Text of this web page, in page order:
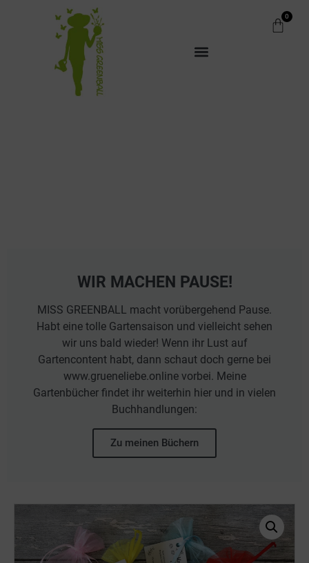
0
WIR MACHEN PAUSE!
MISS GREENBALL macht vorübergehend Pause.
Habt eine tolle Gartensaison und vielleicht sehen
wir uns bald wieder! Wenn ihr Lust auf
Gartencontent habt, dann schaut doch gerne bei
www.grueneliebe.online vorbei. Meine
Gartenbücher findet ihr weiterhin hier und in vielen
Buchhandlungen:
Zu meinen Büchern